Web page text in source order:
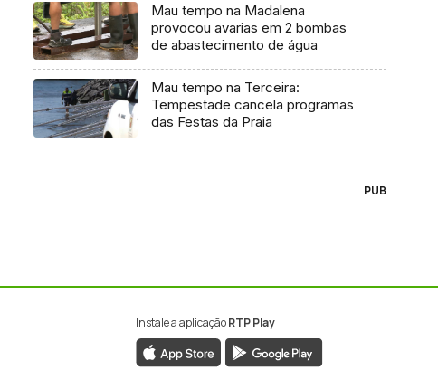
Mau tempo na Madalena
provocou avarias em 2 bombas
de abastecimento de água
Mau tempo na Terceira:
Tempestade cancela programas
das Festas da Praia
PUB
Instale a aplicaçãoRTP Play